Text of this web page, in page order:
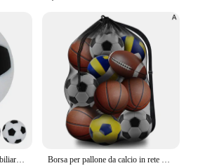
6 pezzi Mini palloni da calcio biliardino calcio sostituzione palloni da calcio palloni da calcio da tavolo Borsa per pallone da calcio in rete borsa per basket con coulisse Extra Large con tasca con cerniera borsa per rete da calcio per pallavolo borse da palestra